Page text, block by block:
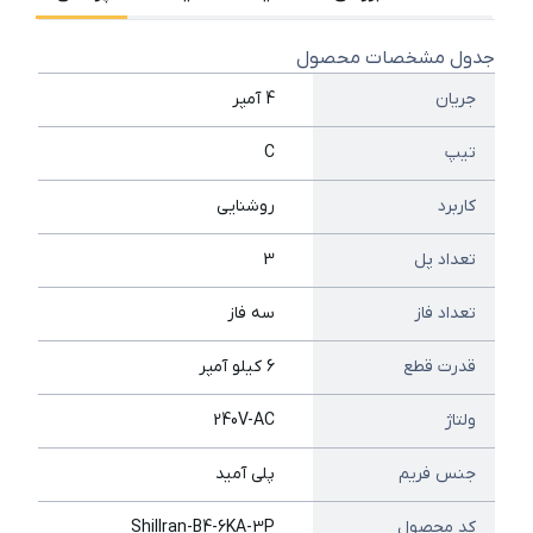
جدول مشخصات محصول
جریان 4 آمپر
تیپ C
کاربرد روشنایی
تعداد پل 3
تعداد فاز سه فاز
قدرت قطع 6 کیلو آمپر
ولتاژ 240V-AC
جنس فریم پلی آمید
کد محصول ShilIran-B4-6KA-3P